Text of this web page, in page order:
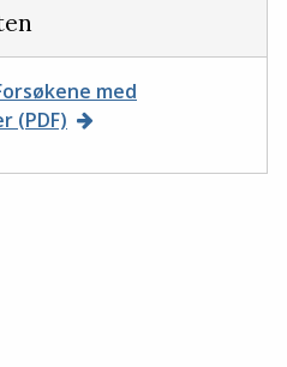
med
(PDF)